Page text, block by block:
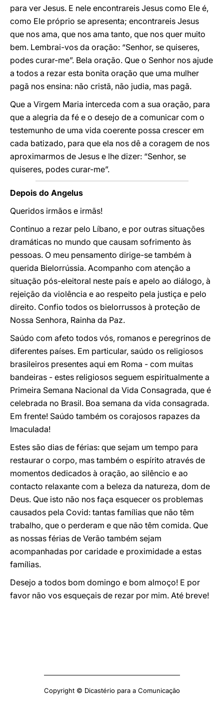
para ver Jesus. E nele encontrareis Jesus como Ele é,
como Ele próprio se apresenta; encontrareis Jesus
que nos ama, que nos ama tanto, que nos quer muito
bem. Lembrai-vos da oração: “Senhor, se quiseres,
podes curar-me”. Bela oração. Que o Senhor nos ajude
a todos a rezar esta bonita oração que uma mulher
pagã nos ensina: não cristã, não judia, mas pagã.
Que a Virgem Maria interceda com a sua oração, para
que a alegria da fé e o desejo de a comunicar com o
testemunho de uma vida coerente possa crescer em
cada batizado, para que ela nos dê a coragem de nos
aproximarmos de Jesus e lhe dizer: “Senhor, se
quiseres, podes curar-me”.
Depois do Angelus
Queridos irmãos e irmãs!
Continuo a rezar pelo Líbano, e por outras situações
dramáticas no mundo que causam sofrimento às
pessoas. O meu pensamento dirige-se também à
querida Bielorrússia. Acompanho com atenção a
situação pós-eleitoral neste país e apelo ao diálogo, à
rejeição da violência e ao respeito pela justiça e pelo
direito. Confio todos os bielorrussos à proteção de
Nossa Senhora, Rainha da Paz.
Saúdo com afeto todos vós, romanos e peregrinos de
diferentes países. Em particular, saúdo os religiosos
brasileiros presentes aqui em Roma - com muitas
bandeiras - estes religiosos seguem espiritualmente a
Primeira Semana Nacional da Vida Consagrada, que é
celebrada no Brasil. Boa semana da vida consagrada.
Em frente! Saúdo também os corajosos rapazes da
Imaculada!
Estes são dias de férias: que sejam um tempo para
restaurar o corpo, mas também o espírito através de
momentos dedicados à oração, ao silêncio e ao
contacto relaxante com a beleza da natureza, dom de
Deus. Que isto não nos faça esquecer os problemas
causados pela Covid: tantas famílias que não têm
trabalho, que o perderam e que não têm comida. Que
as nossas férias de Verão também sejam
acompanhadas por caridade e proximidade a estas
famílias.
Desejo a todos bom domingo e bom almoço! E por
favor não vos esqueçais de rezar por mim. Até breve!
Copyright © Dicastério para a Comunicação